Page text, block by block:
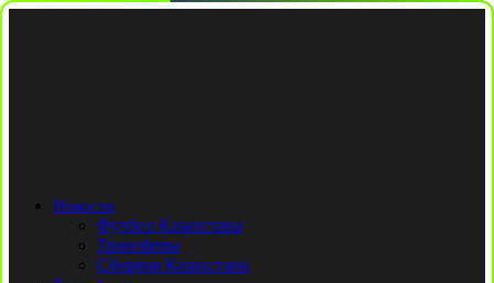
Новости
Футбол Казахстана
Трансферы
Сборная Казахстана